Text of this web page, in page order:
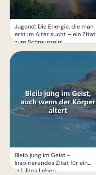
Jugend: Die Energie, die man
erst im Alter sucht – ein Zitat
zum Schmunzeln!
Bleib jung im Geist -
Inspirierendes Zitat für ein
erfülltes Leben